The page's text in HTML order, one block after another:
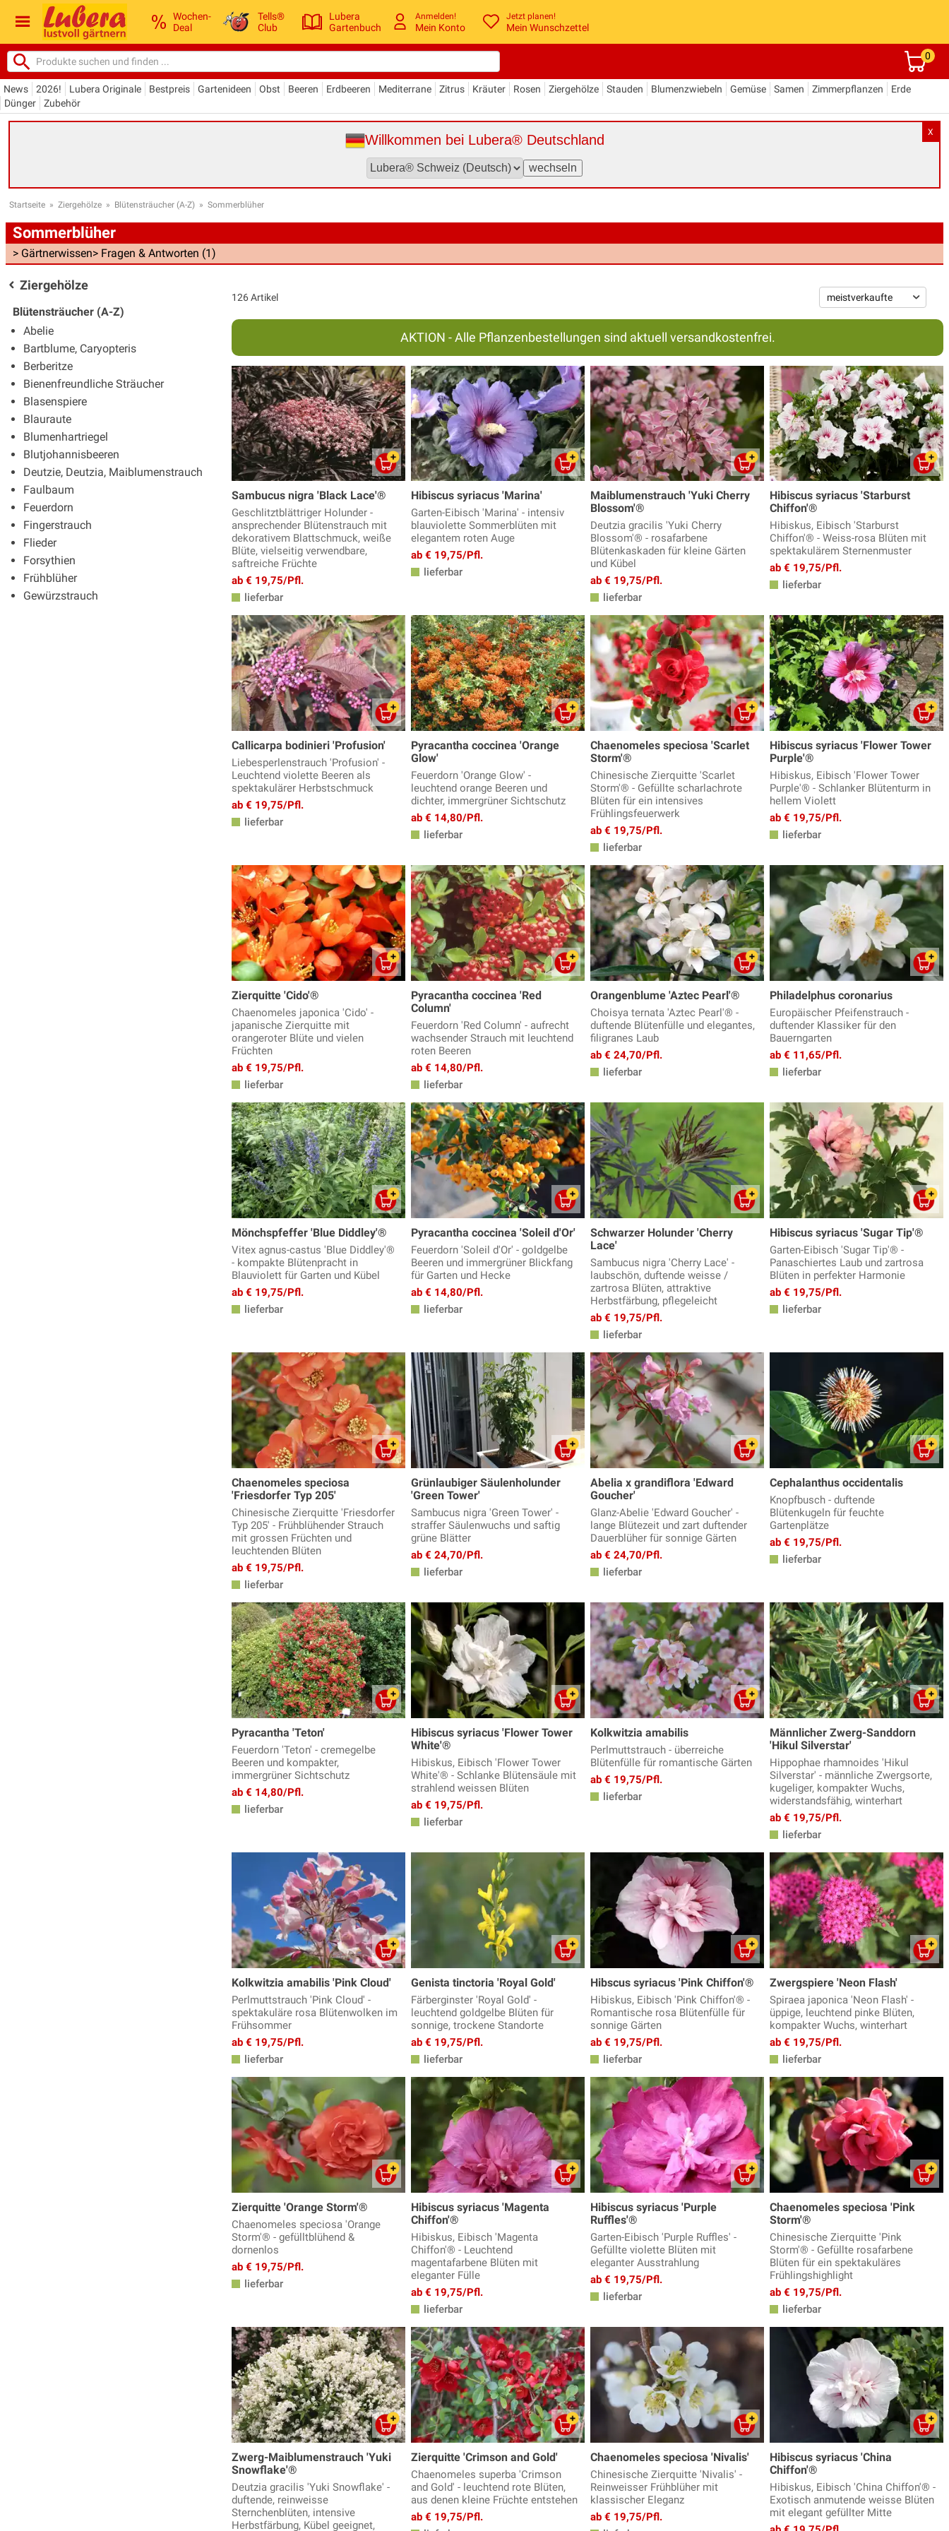
Wochen-
Deal
Tells®
Club
Lubera
Gartenbuch
Anmelden!
Mein Konto
Jetzt planen!
Mein Wunschzettel
0
News 2026! Lubera Originale Bestpreis Gartenideen Obst Beeren Erdbeeren Mediterrane Zitrus Kräuter Rosen Ziergehölze Stauden Blumenzwiebeln Gemüse Samen Zimmerpflanzen
Erde
Dünger
Zubehör
X
Willkommen bei Lubera® Deutschland
Startseite » Ziergehölze » Blütensträucher (A-Z) » Sommerblüher
Sommerblüher
> Gärtnerwissen> Fragen & Antworten (1)
Ziergehölze
Blütensträucher (A-Z)
Abelie
Bartblume, Caryopteris
Berberitze
Bienenfreundliche Sträucher
Blasenspiere
Blauraute
Blumenhartriegel
Blutjohannisbeeren
Deutzie, Deutzia, Maiblumenstrauch
Faulbaum
Feuerdorn
Fingerstrauch
Flieder
Forsythien
Frühblüher
Gewürzstrauch
126 Artikel
AKTION - Alle Pflanzenbestellungen sind aktuell versandkostenfrei.
Sambucus nigra 'Black Lace'®
Geschlitztblättriger Holunder -
ansprechender Blütenstrauch mit
dekorativem Blattschmuck, weiße
Blüte, vielseitig verwendbare,
saftreiche Früchte
ab € 19,75/Pfl.
lieferbar
Hibiscus syriacus 'Marina'
Garten-Eibisch 'Marina' - intensiv
blauviolette Sommerblüten mit
elegantem roten Auge
ab € 19,75/Pfl.
lieferbar
Maiblumenstrauch 'Yuki Cherry
Blossom'®
Deutzia gracilis 'Yuki Cherry
Blossom'® - rosafarbene
Blütenkaskaden für kleine Gärten
und Kübel
ab € 19,75/Pfl.
lieferbar
Hibiscus syriacus 'Starburst
Chiffon'®
Hibiskus, Eibisch 'Starburst
Chiffon'® - Weiss-rosa Blüten mit
spektakulärem Sternenmuster
ab € 19,75/Pfl.
lieferbar
Callicarpa bodinieri 'Profusion'
Liebesperlenstrauch 'Profusion' -
Leuchtend violette Beeren als
spektakulärer Herbstschmuck
ab € 19,75/Pfl.
lieferbar
Pyracantha coccinea 'Orange
Glow'
Feuerdorn 'Orange Glow' -
leuchtend orange Beeren und
dichter, immergrüner Sichtschutz
ab € 14,80/Pfl.
lieferbar
Chaenomeles speciosa 'Scarlet
Storm'®
Chinesische Zierquitte 'Scarlet
Storm'® - Gefüllte scharlachrote
Blüten für ein intensives
Frühlingsfeuerwerk
ab € 19,75/Pfl.
lieferbar
Hibiscus syriacus 'Flower Tower
Purple'®
Hibiskus, Eibisch 'Flower Tower
Purple'® - Schlanker Blütenturm in
hellem Violett
ab € 19,75/Pfl.
lieferbar
Zierquitte 'Cido'®
Chaenomeles japonica 'Cido' -
japanische Zierquitte mit
orangeroter Blüte und vielen
Früchten
ab € 19,75/Pfl.
lieferbar
Pyracantha coccinea 'Red
Column'
Feuerdorn 'Red Column' - aufrecht
wachsender Strauch mit leuchtend
roten Beeren
ab € 14,80/Pfl.
lieferbar
Orangenblume 'Aztec Pearl'®
Choisya ternata 'Aztec Pearl'® -
duftende Blütenfülle und elegantes,
filigranes Laub
ab € 24,70/Pfl.
lieferbar
Philadelphus coronarius
Europäischer Pfeifenstrauch -
duftender Klassiker für den
Bauerngarten
ab € 11,65/Pfl.
lieferbar
Mönchspfeffer 'Blue Diddley'®
Vitex agnus-castus 'Blue Diddley'®
- kompakte Blütenpracht in
Blauviolett für Garten und Kübel
ab € 19,75/Pfl.
lieferbar
Pyracantha coccinea 'Soleil d'Or'
Feuerdorn 'Soleil d'Or' - goldgelbe
Beeren und immergrüner Blickfang
für Garten und Hecke
ab € 14,80/Pfl.
lieferbar
Schwarzer Holunder 'Cherry
Lace'
Sambucus nigra 'Cherry Lace' -
laubschön, duftende weisse /
zartrosa Blüten, attraktive
Herbstfärbung, pflegeleicht
ab € 19,75/Pfl.
lieferbar
Hibiscus syriacus 'Sugar Tip'®
Garten-Eibisch 'Sugar Tip'® -
Panaschiertes Laub und zartrosa
Blüten in perfekter Harmonie
ab € 19,75/Pfl.
lieferbar
Chaenomeles speciosa
'Friesdorfer Typ 205'
Chinesische Zierquitte 'Friesdorfer
Typ 205' - Frühblühender Strauch
mit grossen Früchten und
leuchtenden Blüten
ab € 19,75/Pfl.
lieferbar
Grünlaubiger Säulenholunder
'Green Tower'
Sambucus nigra 'Green Tower' -
straffer Säulenwuchs und saftig
grüne Blätter
ab € 24,70/Pfl.
lieferbar
Abelia x grandiflora 'Edward
Goucher'
Glanz-Abelie 'Edward Goucher' -
lange Blütezeit und zart duftender
Dauerblüher für sonnige Gärten
ab € 24,70/Pfl.
lieferbar
Cephalanthus occidentalis
Knopfbusch - duftende
Blütenkugeln für feuchte
Gartenplätze
ab € 19,75/Pfl.
lieferbar
Pyracantha 'Teton'
Feuerdorn 'Teton' - cremegelbe
Beeren und kompakter,
immergrüner Sichtschutz
ab € 14,80/Pfl.
lieferbar
Hibiscus syriacus 'Flower Tower
White'®
Hibiskus, Eibisch 'Flower Tower
White'® - Schlanke Blütensäule mit
strahlend weissen Blüten
ab € 19,75/Pfl.
lieferbar
Kolkwitzia amabilis
Perlmuttstrauch - überreiche
Blütenfülle für romantische Gärten
ab € 19,75/Pfl.
lieferbar
Männlicher Zwerg-Sanddorn
'Hikul Silverstar'
Hippophae rhamnoides 'Hikul
Silverstar' - männliche Zwergsorte,
kugeliger, kompakter Wuchs,
widerstandsfähig, winterhart
ab € 19,75/Pfl.
lieferbar
Kolkwitzia amabilis 'Pink Cloud'
Perlmuttstrauch 'Pink Cloud' -
spektakuläre rosa Blütenwolken im
Frühsommer
ab € 19,75/Pfl.
lieferbar
Genista tinctoria 'Royal Gold'
Färberginster 'Royal Gold' -
leuchtend goldgelbe Blüten für
sonnige, trockene Standorte
ab € 19,75/Pfl.
lieferbar
Hibscus syriacus 'Pink Chiffon'®
Hibiskus, Eibisch 'Pink Chiffon'® -
Romantische rosa Blütenfülle für
sonnige Gärten
ab € 19,75/Pfl.
lieferbar
Zwergspiere 'Neon Flash'
Spiraea japonica 'Neon Flash' -
üppige, leuchtend pinke Blüten,
kompakter Wuchs, winterhart
ab € 19,75/Pfl.
lieferbar
Zierquitte 'Orange Storm'®
Chaenomeles speciosa 'Orange
Storm'® - gefülltblühend &
dornenlos
ab € 19,75/Pfl.
lieferbar
Hibiscus syriacus 'Magenta
Chiffon'®
Hibiskus, Eibisch 'Magenta
Chiffon'® - Leuchtend
magentafarbene Blüten mit
eleganter Fülle
ab € 19,75/Pfl.
lieferbar
Hibiscus syriacus 'Purple
Ruffles'®
Garten-Eibisch 'Purple Ruffles' -
Gefüllte violette Blüten mit
eleganter Ausstrahlung
ab € 19,75/Pfl.
lieferbar
Chaenomeles speciosa 'Pink
Storm'®
Chinesische Zierquitte 'Pink
Storm'® - Gefüllte rosafarbene
Blüten für ein spektakuläres
Frühlingshighlight
ab € 19,75/Pfl.
lieferbar
Zwerg-Maiblumenstrauch 'Yuki
Snowflake'®
Deutzia gracilis 'Yuki Snowflake' -
duftende, reinweisse
Sternchenblüten, intensive
Herbstfärbung, Kübel geeignet,
Zierquitte 'Crimson and Gold'
Chaenomeles superba 'Crimson
and Gold' - leuchtend rote Blüten,
aus denen kleine Früchte entstehen
ab € 19,75/Pfl.
Chaenomeles speciosa 'Nivalis'
Chinesische Zierquitte 'Nivalis' -
Reinweisser Frühblüher mit
klassischer Eleganz
ab € 19,75/Pfl.
Hibiscus syriacus 'China
Chiffon'®
Hibiskus, Eibisch 'China Chiffon'® -
Exotisch anmutende weisse Blüten
mit elegant gefüllter Mitte